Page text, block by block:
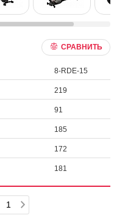
СРАВНИТЬ
8-RDE-15
219
91
185
172
181